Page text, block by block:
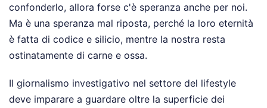
confonderlo, allora forse c'è speranza anche per noi.
Ma è una speranza mal riposta, perché la loro eternità
è fatta di codice e silicio, mentre la nostra resta
ostinatamente di carne e ossa.
Il giornalismo investigativo nel settore del lifestyle
deve imparare a guardare oltre la superficie dei